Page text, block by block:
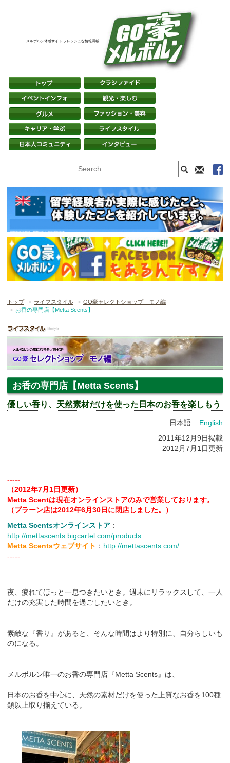
メルボルン体感サイト フレッシュな情報満載
トップ ライフスタイル
GO豪セレクトショップ モノ編
お香の専門店【Metta Scents】
お香の専門店【Metta Scents】
優しい香り、天然素材だけを使った日本のお香を楽しもう
日本語 English
2011年12月9日掲載
2012月7月1日更新
-----
（2012年7月1日更新）
Metta Scentは現在オンラインストアのみで営業しております。
（プラーン店は2012年6月30日に閉店しました。）
Metta Scentsオンラインストア ：
http://mettascents.bigcartel.com/products
Metta Scentsウェブサイト ： http://mettascents.com/
-----
夜、疲れてほっと一息つきたいとき。週末にリラックスして、一人
だけの充実した時間を過ごしたいとき。
素敵な『香り』があると、そんな時間はより特別に、自分らしいも
のになる。
メルボルン唯一のお香の専門店『Metta Scents』は、
日本のお香を中心に、天然の素材だけを使った上質なお香を100種
類以上取り揃えている。